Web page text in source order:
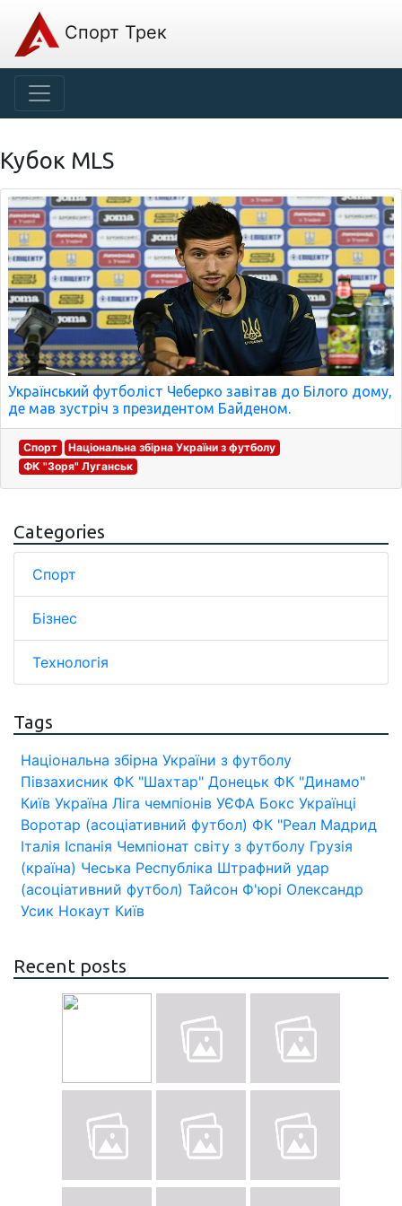
Спорт Трек
Кубок MLS
Український футболіст Чеберко завітав до Білого дому,
де мав зустріч з президентом Байденом.
Спорт
Національна збірна України з футболу
ФК "Зоря" Луганськ
Categories
Спорт
Бізнес
Технологія
Tags
Національна збірна України з футболу
Півзахисник ФК "Шахтар" Донецьк ФК "Динамо"
Київ Україна Ліга чемпіонів УЄФА Бокс Українці
Воротар (асоціативний футбол) ФК "Реал Мадрид
Італія Іспанія Чемпіонат світу з футболу Грузія
(країна) Чеська Республіка Штрафний удар
(асоціативний футбол) Тайсон Ф'юрі Олександр
Усик Нокаут Київ
Recent posts